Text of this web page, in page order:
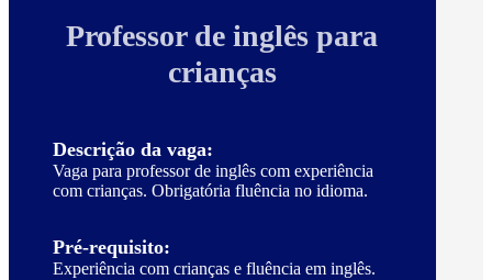
Professor de inglês para
crianças
Descrição da vaga:
Vaga para professor de inglês com experiência
com crianças. Obrigatória fluência no idioma.
Pré-requisito:
Experiência com crianças e fluência em inglês.